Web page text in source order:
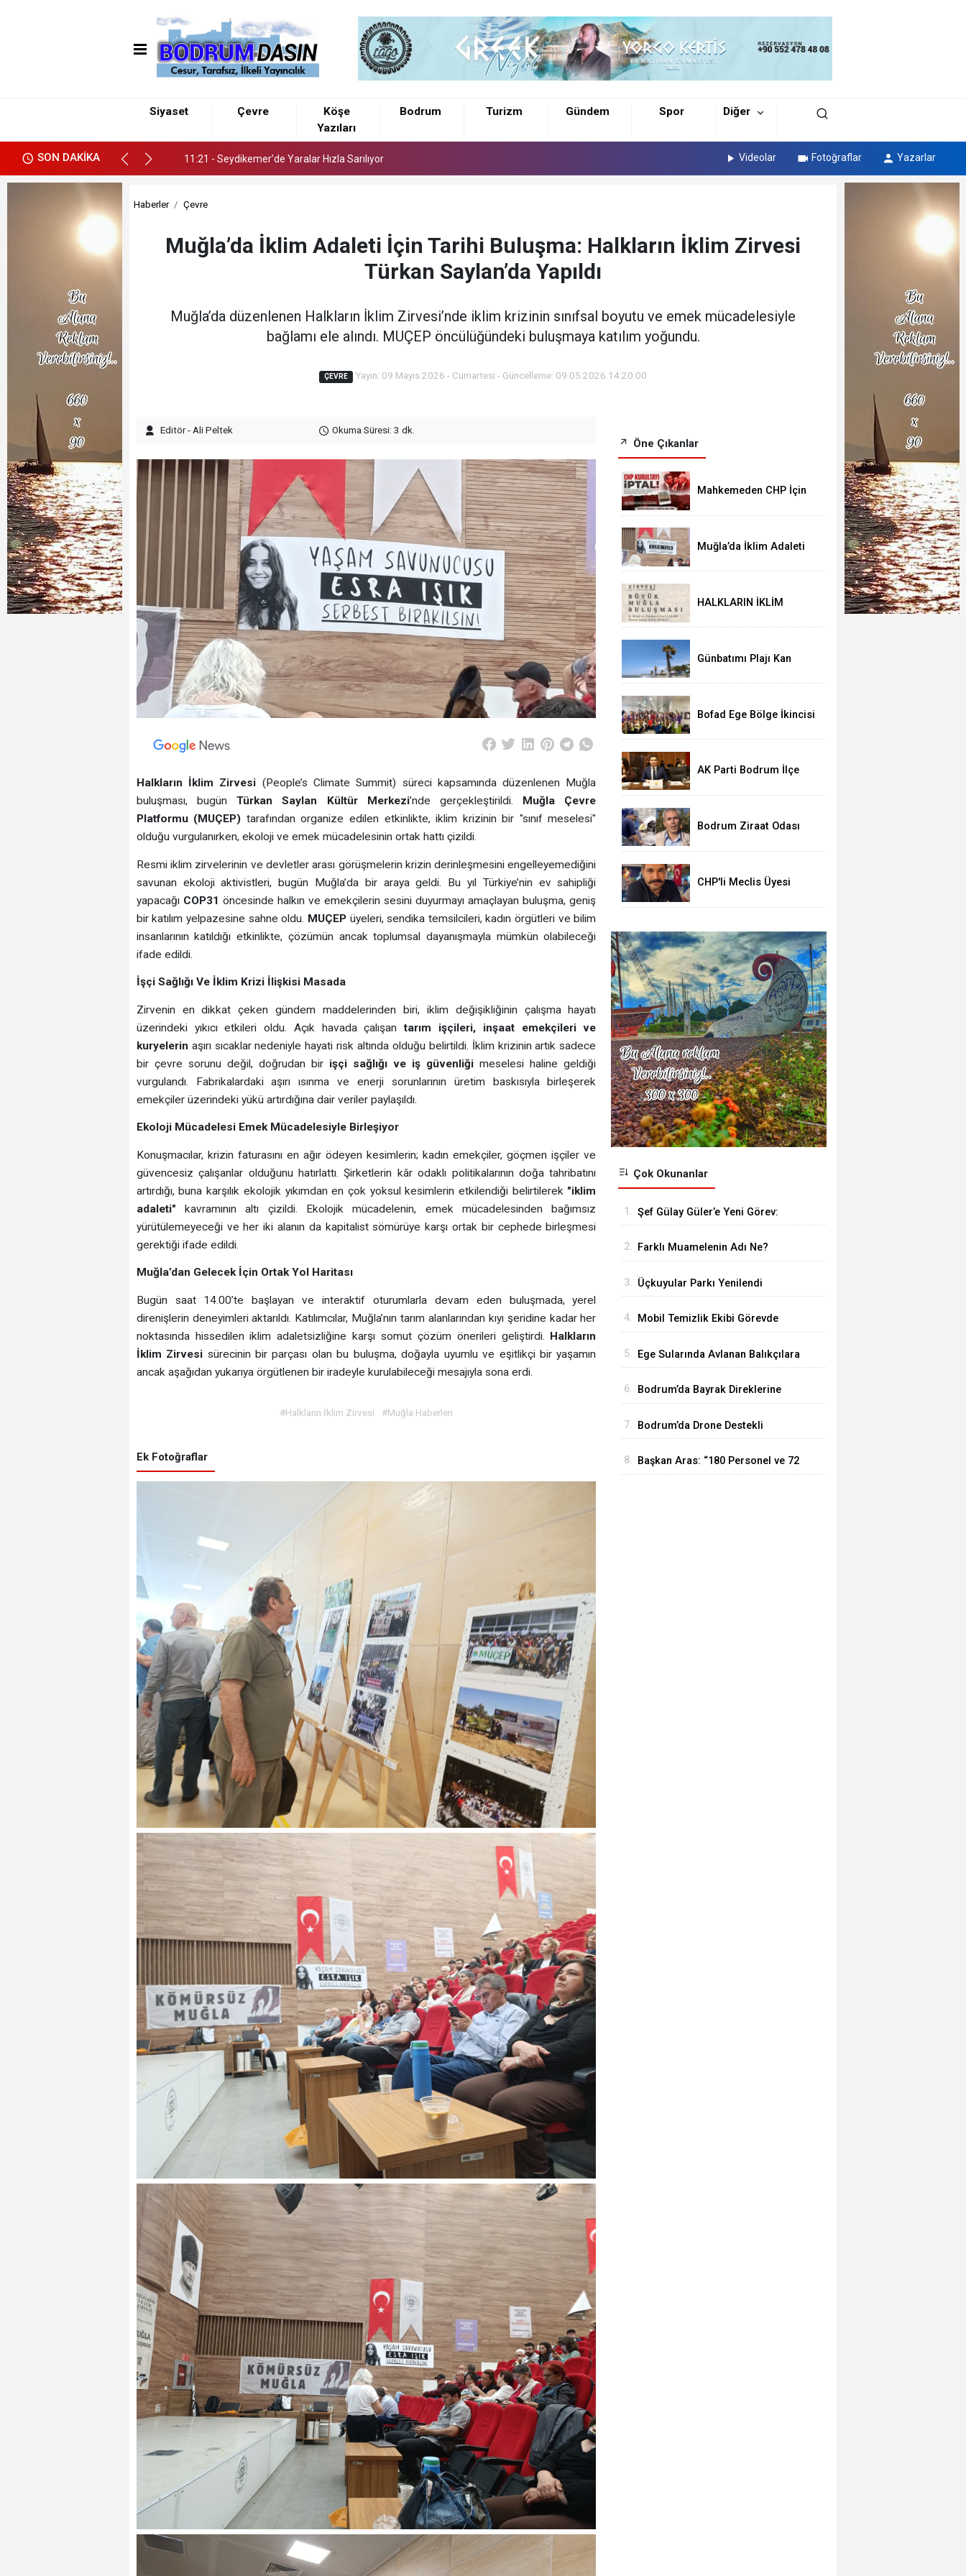
Siyaset Çevre
Köşe
Yazıları
Bodrum Turizm Gündem Spor Diğer
SON DAKİKA
11:21 - Seydikemer’de Yaralar Hızla Sarılıyor
09:46 - Kötekli’de Yol Kazısında Mezar Buluntuları Ortaya Çıktı Videolar Fotoğraflar Yazarlar
Haberler Çevre
Muğla’da İklim Adaleti İçin Tarihi Buluşma: Halkların İklim Zirvesi
Türkan Saylan’da Yapıldı
Muğla’da düzenlenen Halkların İklim Zirvesi’nde iklim krizinin sınıfsal boyutu ve emek mücadelesiyle
bağlamı ele alındı. MUÇEP öncülüğündeki buluşmaya katılım yoğundu.
ÇEVRE Yayın: 09 Mayıs 2026 - Cumartesi - Güncelleme: 09.05.2026 14:20:00
Editör - Ali Peltek Okuma Süresi: 3 dk.
Halkların İklim Zirvesi (People’s Climate Summit) süreci kapsamında düzenlenen Muğla
buluşması, bugünTürkan Saylan Kültür Merkezi’nde gerçekleştirildi. Muğla Çevre
Platformu (MUÇEP) tarafından organize edilen etkinlikte, iklim krizinin bir "sınıf meselesi"
olduğu vurgulanırken, ekoloji ve emek mücadelesinin ortak hattı çizildi.
Resmi iklim zirvelerinin ve devletler arası görüşmelerin krizin derinleşmesini engelleyemediğini
savunan ekoloji aktivistleri, bugün Muğla’da bir araya geldi. Bu yıl Türkiye’nin ev sahipliği
yapacağı COP31 öncesinde halkın ve emekçilerin sesini duyurmayı amaçlayan buluşma, geniş
bir katılım yelpazesine sahne oldu. MUÇEPüyeleri, sendika temsilcileri, kadın örgütleri ve bilim
insanlarının katıldığı etkinlikte, çözümün ancak toplumsal dayanışmayla mümkün olabileceği
ifade edildi.
İşçi Sağlığı Ve İklim Krizi İlişkisi Masada
Zirvenin en dikkat çeken gündem maddelerinden biri, iklim değişikliğinin çalışma hayatı
üzerindeki yıkıcı etkileri oldu. Açık havada çalışantarım işçileri, inşaat emekçileri ve
kuryelerin aşırı sıcaklar nedeniyle hayati risk altında olduğu belirtildi. İklim krizinin artık sadece
bir çevre sorunu değil, doğrudan bir işçi sağlığı ve iş güvenliği meselesi haline geldiği
vurgulandı. Fabrikalardaki aşırı ısınma ve enerji sorunlarının üretim baskısıyla birleşerek
emekçiler üzerindeki yükü artırdığına dair veriler paylaşıldı.
Ekoloji Mücadelesi Emek Mücadelesiyle Birleşiyor
Konuşmacılar, krizin faturasını en ağır ödeyen kesimlerin; kadın emekçiler, göçmen işçiler ve
güvencesiz çalışanlar olduğunu hatırlattı. Şirketlerin kâr odaklı politikalarının doğa tahribatını
artırdığı, buna karşılık ekolojik yıkımdan en çok yoksul kesimlerin etkilendiği belirtilerek "iklim
adaleti" kavramının altı çizildi. Ekolojik mücadelenin, emek mücadelesinden bağımsız
yürütülemeyeceği ve her iki alanın da kapitalist sömürüye karşı ortak bir cephede birleşmesi
gerektiği ifade edildi.
Muğla’dan Gelecek İçin Ortak Yol Haritası
Bugün saat 14.00’te başlayan ve interaktif oturumlarla devam eden buluşmada, yerel
direnişlerin deneyimleri aktarıldı. Katılımcılar, Muğla’nın tarım alanlarından kıyı şeridine kadar her
noktasında hissedilen iklim adaletsizliğine karşı somut çözüm önerileri geliştirdi. Halkların
İklim Zirvesi sürecinin bir parçası olan bu buluşma, doğayla uyumlu ve eşitlikçi bir yaşamın
ancak aşağıdan yukarıya örgütlenen bir iradeyle kurulabileceği mesajıyla sona erdi.
#Halkların İklim Zirvesi #Muğla Haberleri
Ek Fotoğraflar
Öne Çıkanlar
Mahkemeden CHP İçin
Kurultayı İptal Edildi
Muğla’da İklim Adaleti
Halkların İklim Zirvesi
HALKLARIN İKLİM
Climate Summit)
DAVET
Günbatımı Plajı Kan
Bir Bir Kuruyor!
Bofad Ege Bölge İkincisi
AK Parti Bodrum İlçe
Ergene Atandı
Bodrum Ziraat Odası
Destekli Sahte Reklam
CHP'li Meclis Üyesi
Çok Okunanlar
1. Şef Gülay Güler’e Yeni Görev:
2. Farklı Muamelenin Adı Ne?
3. Üçkuyular Parkı Yenilendi
4. Mobil Temizlik Ekibi Görevde
5. Ege Sularında Avlanan Balıkçılara
6. Bodrum’da Bayrak Direklerine
7. Bodrum’da Drone Destekli
Tutuklama
8. Başkan Aras: “180 Personel ve 72